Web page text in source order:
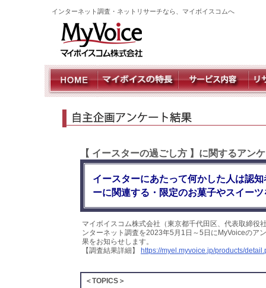
インターネット調査・ネットリサーチなら、マイボイスコムへ
【 イースターの過ごし方 】に関するアン
イースターにあたって何かした人は認
ーに関連する・限定のお菓子やスイー
マイボイスコム株式会社（東京都千代田区、代表取締
ンターネット調査を2023年5月1日～5日にMyVoiceのア
果をお知らせします。
【調査結果詳細】
https://myel.myvoice.jp/products/
＜TOPICS＞